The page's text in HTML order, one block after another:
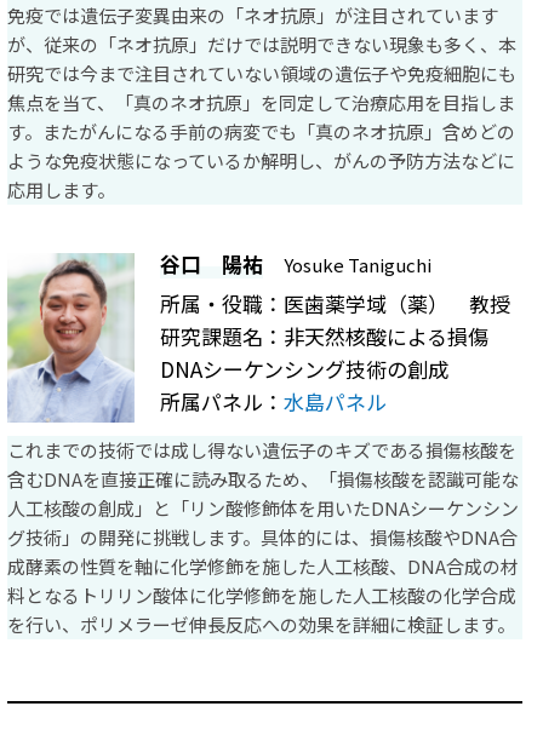
免疫では遺伝子変異由来の「ネオ抗原」が注目されています
が、従来の「ネオ抗原」だけでは説明できない現象も多く、本
研究では今まで注目されていない領域の遺伝子や免疫細胞にも
焦点を当て、「真のネオ抗原」を同定して治療応用を目指しま
す。またがんになる手前の病変でも「真のネオ抗原」含めどの
ような免疫状態になっているか解明し、がんの予防方法などに
応用します。
谷口 陽祐 Yosuke Taniguchi
所属・役職：医歯薬学域（薬） 教授
研究課題名：非天然核酸による損傷
DNAシーケンシング技術の創成
所属パネル： 水島パネル
これまでの技術では成し得ない遺伝子のキズである損傷核酸を
含むDNAを直接正確に読み取るため、「損傷核酸を認識可能な
人工核酸の創成」と「リン酸修飾体を用いたDNAシーケンシン
グ技術」の開発に挑戦します。具体的には、損傷核酸やDNA合
成酵素の性質を軸に化学修飾を施した人工核酸、DNA合成の材
料となるトリリン酸体に化学修飾を施した人工核酸の化学合成
を行い、ポリメラーゼ伸長反応への効果を詳細に検証します。